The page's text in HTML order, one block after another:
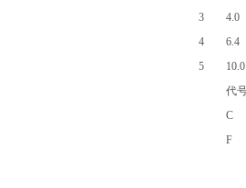
3
4.0
4
6.4
5
10.0
代
C
F